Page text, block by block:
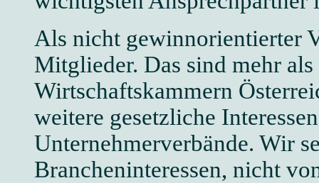
Als nicht gewinnorientierter
Mitglieder. Das sind mehr
Wirtschaftskammern
weitere gesetzliche
Unternehmerverbände. Wir
Brancheninteressen, nicht